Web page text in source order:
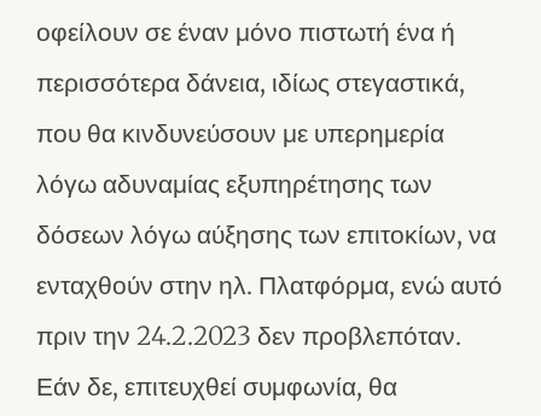
οφείλουν σε έναν μόνο πιστωτή ένα ή
περισσότερα δάνεια, ιδίως στεγαστικά,
που θα κινδυνεύσουν με υπερημερία
λόγω αδυναμίας εξυπηρέτησης των
δόσεων λόγω αύξησης των επιτοκίων, να
ενταχθούν στην ηλ. Πλατφόρμα, ενώ αυτό
πριν την 24.2.2023 δεν προβλεπόταν.
Εάν δε, επιτευχθεί συμφωνία, θα